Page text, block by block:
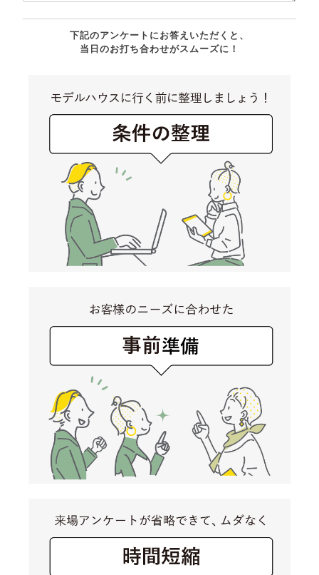
下記のアンケートにお答えいただくと、
当日のお打ち合わせがスムーズに！